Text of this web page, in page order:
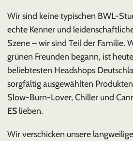
Wir sind keine typischen BWL-
echte Kenner und
Szene – wir sind Teil der Familie.
grünen Freunden begann, ist
beliebtesten Headshops
sorgfältig ausgewählten
Slow-Burn-Lover, Chiller und
ES lieben.
Wir verschicken unsere